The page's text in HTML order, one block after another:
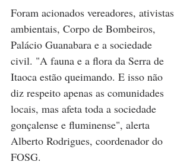
Foram acionados vereadores, ativistas
ambientais, Corpo de Bombeiros,
Palácio Guanabara e a sociedade
civil. "A fauna e a flora da Serra de
Itaoca estão queimando. E isso não
diz respeito apenas as comunidades
locais, mas afeta toda a sociedade
gonçalense e fluminense", alerta
Alberto Rodrigues, coordenador do
FOSG.